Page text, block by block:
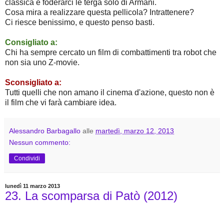
classica e foderarci le terga solo di Armani.
Cosa mira a realizzare questa pellicola? Intrattenere?
Ci riesce benissimo, e questo penso basti.
Consigliato a:
Chi ha sempre cercato un film di combattimenti tra robot che
non sia uno Z-movie.
Sconsigliato a:
Tutti quelli che non amano il cinema d'azione, questo non è
il film che vi farà cambiare idea.
Alessandro Barbagallo alle martedì, marzo 12, 2013
Nessun commento:
Condividi
lunedì 11 marzo 2013
23. La scomparsa di Patò (2012)